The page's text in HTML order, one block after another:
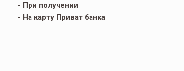
- При получении
- На карту Приват банка